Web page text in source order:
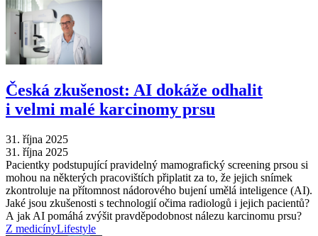
Česká zkušenost: AI dokáže odhalit
i velmi malé karcinomy prsu
31. října 2025
31. října 2025
Pacientky podstupující pravidelný mamografický screening prsou si
mohou na některých pracovištích připlatit za to, že jejich snímek
zkontroluje na přítomnost nádorového bujení umělá inteligence (AI).
Jaké jsou zkušenosti s technologií očima radiologů i jejich pacientů?
A jak AI pomáhá zvýšit pravděpodobnost nálezu karcinomu prsu?
Z medicínyLifestyle